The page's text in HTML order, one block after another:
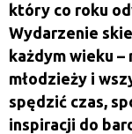
który co roku
Wydarzenie
każdym wieku
młodzieży i
spędzić czas,
inspiracji do